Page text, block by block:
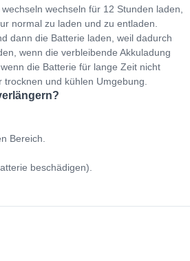
wechseln für 12 Stunden laden,
normal zu laden und zu entladen.
dann die Batterie laden, weil dadurch
wenn die verbleibende Akkuladung
die Batterie für lange Zeit nicht
und kühlen Umgebung.
Bereich.
beschädigen).